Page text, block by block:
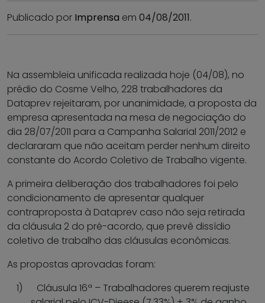
Publicado por Imprensa em 04/08/2011.
Na assembleia unificada realizada hoje (04/08), no
prédio do Cosme Velho, 228 trabalhadores da
Dataprev rejeitaram, por unanimidade, a proposta da
empresa apresentada na mesa de negociação do
dia 28/07/2011 para a Campanha Salarial 2011/2012 e
declararam que não aceitam perder nenhum direito
constante do Acordo Coletivo de Trabalho vigente.
A primeira deliberação dos trabalhadores foi pelo
condicionamento de apresentar qualquer
contraproposta à Dataprev caso não seja retirada
da cláusula 2 do pré-acordo, que prevê dissídio
coletivo de trabalho das cláusulas econômicas.
As propostas aprovadas foram:
1)
Cláusula 16ª – Trabalhadores querem reajuste